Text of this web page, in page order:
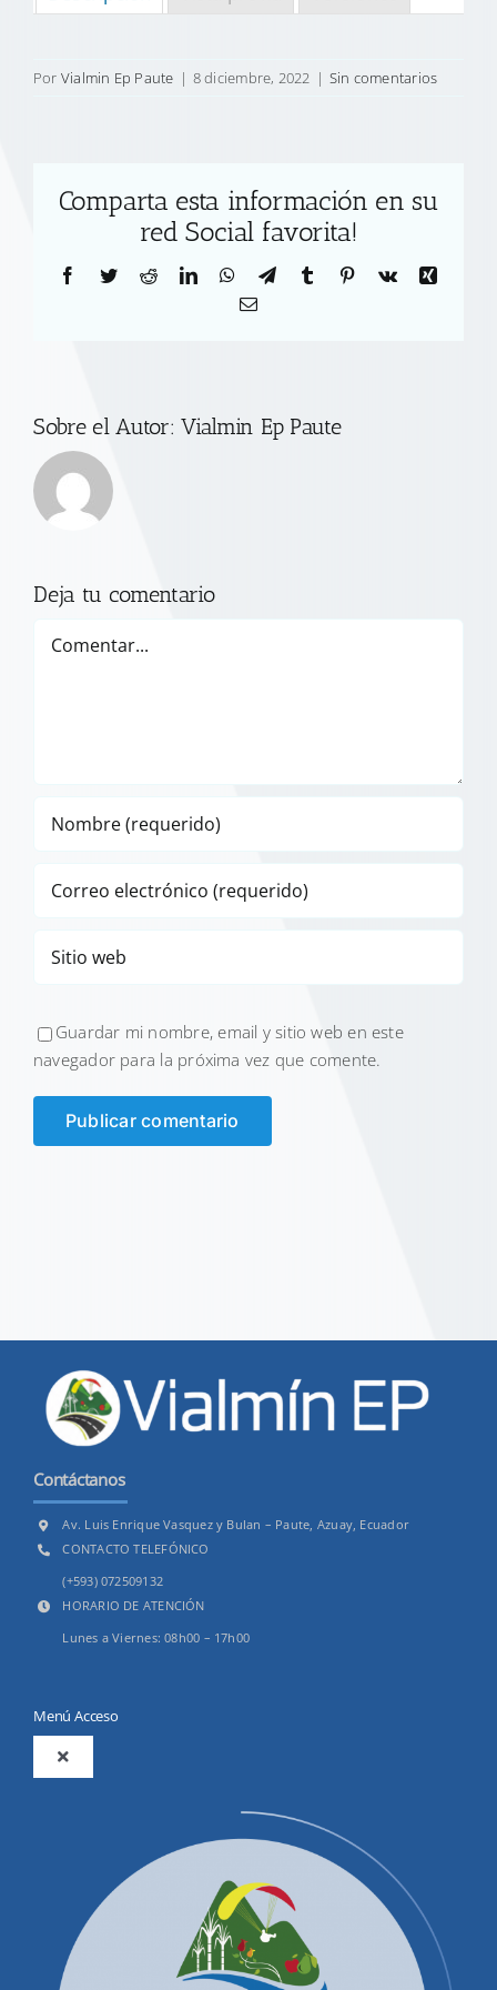
Por Vialmin Ep Paute | 8 diciembre, 2022 | Sin comentarios
Comparta esta información en su
red Social favorita!
Facebook
TwitterRedditLinkedInWhatsApp
TelegramTumblr Pinterest
Vk
Xing
Correo
Sobre el Autor:Vialmin Ep Paute
Deja tu comentario
Guardar mi nombre, email y sitio web en este
navegador para la próxima vez que comente.
Contáctanos
Av. Luis Enrique Vasquez y Bulan – Paute, Azuay, Ecuador
CONTACTO TELEFÓNICO
(+593) 072509132
HORARIO DE ATENCIÓN
Lunes a Viernes: 08h00 – 17h00
Menú Acceso
Toggle
Productos y Servicios
Convocatorias Precalificación